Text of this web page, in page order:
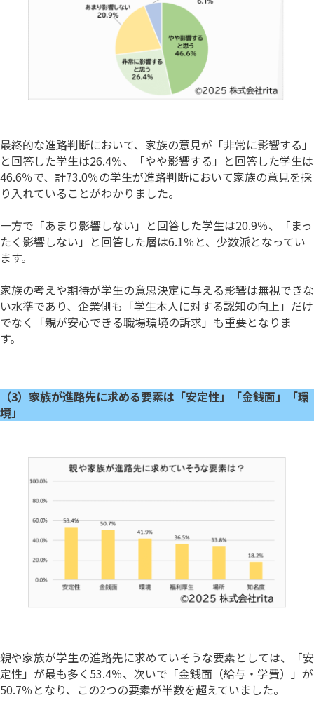
最終的な進路判断において、家族の意見が「非常に影響する」
と回答した学生は26.4％、「やや影響する」と回答した学生は
46.6％で、計73.0％の学生が進路判断において家族の意見を採
り入れていることがわかりました。
一方で「あまり影響しない」と回答した学生は20.9％、「まっ
たく影響しない」と回答した層は6.1％と、少数派となってい
ます。
家族の考えや期待が学生の意思決定に与える影響は無視できな
い水準であり、企業側も「学生本人に対する認知の向上」だけ
でなく「親が安心できる職場環境の訴求」も重要となりま
す。
（3）家族が進路先に求める要素は「安定性」「金銭面」「環
境」
親や家族が学生の進路先に求めていそうな要素としては、「安
定性」が最も多く53.4％、次いで「金銭面（給与・学費）」が
50.7％となり、この2つの要素が半数を超えていました。